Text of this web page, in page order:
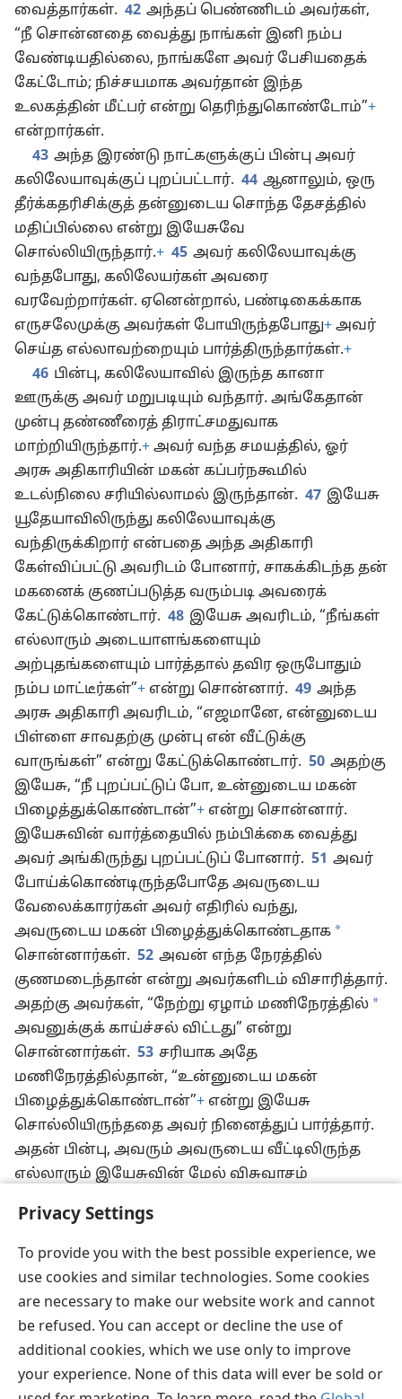
Privacy Settings
To provide you with the best possible experience, we
use cookies and similar technologies. Some cookies
are necessary to make our website work and cannot
be refused. You can accept or decline the use of
additional cookies, which we use only to improve
your experience. None of this data will ever be sold or
வைத்தார்கள். 42 அந்தப் பெண்ணிடம் அவர்கள்,
“நீ சொன்னதை வைத்து நாங்கள் இனி நம்ப
வேண்டியதில்லை, நாங்களே அவர் பேசியதைக்
கேட்டோம்; நிச்சயமாக அவர்தான் இந்த
உலகத்தின் மீட்பர் என்று தெரிந்துகொண்டோம்”+
என்றார்கள்.
43 அந்த இரண்டு நாட்களுக்குப் பின்பு அவர்
கலிலேயாவுக்குப் புறப்பட்டார். 44 ஆனாலும், ஒரு
தீர்க்கதரிசிக்குத் தன்னுடைய சொந்த தேசத்தில்
மதிப்பில்லை என்று இயேசுவே
சொல்லியிருந்தார்.+ 45 அவர் கலிலேயாவுக்கு
வந்தபோது, கலிலேயர்கள் அவரை
வரவேற்றார்கள். ஏனென்றால், பண்டிகைக்காக
எருசலேமுக்கு அவர்கள் போயிருந்தபோது+ அவர்
செய்த எல்லாவற்றையும் பார்த்திருந்தார்கள்.+
46 பின்பு, கலிலேயாவில் இருந்த கானா
ஊருக்கு அவர் மறுபடியும் வந்தார். அங்கேதான்
முன்பு தண்ணீரைத் திராட்சமதுவாக
மாற்றியிருந்தார்.+ அவர் வந்த சமயத்தில், ஓர்
அரசு அதிகாரியின் மகன் கப்பர்நகூமில்
உடல்நிலை சரியில்லாமல் இருந்தான். 47 இயேசு
யூதேயாவிலிருந்து கலிலேயாவுக்கு
வந்திருக்கிறார் என்பதை அந்த அதிகாரி
கேள்விப்பட்டு அவரிடம் போனார், சாகக்கிடந்த தன்
மகனைக் குணப்படுத்த வரும்படி அவரைக்
கேட்டுக்கொண்டார். 48 இயேசு அவரிடம், “நீங்கள்
எல்லாரும் அடையாளங்களையும்
அற்புதங்களையும் பார்த்தால் தவிர ஒருபோதும்
நம்ப மாட்டீர்கள்”+ என்று சொன்னார். 49 அந்த
அரசு அதிகாரி அவரிடம், “எஜமானே, என்னுடைய
பிள்ளை சாவதற்கு முன்பு என் வீட்டுக்கு
வாருங்கள்” என்று கேட்டுக்கொண்டார். 50 அதற்கு
இயேசு, “நீ புறப்பட்டுப் போ, உன்னுடைய மகன்
பிழைத்துக்கொண்டான்”+ என்று சொன்னார்.
இயேசுவின் வார்த்தையில் நம்பிக்கை வைத்து
அவர் அங்கிருந்து புறப்பட்டுப் போனார். 51 அவர்
போய்க்கொண்டிருந்தபோதே அவருடைய
வேலைக்காரர்கள் அவர் எதிரில் வந்து,
அவருடைய மகன் பிழைத்துக்கொண்டதாக *
சொன்னார்கள். 52 அவன் எந்த நேரத்தில்
குணமடைந்தான் என்று அவர்களிடம் விசாரித்தார்.
அதற்கு அவர்கள், “நேற்று ஏழாம் மணிநேரத்தில் *
அவனுக்குக் காய்ச்சல் விட்டது” என்று
சொன்னார்கள். 53 சரியாக அதே
மணிநேரத்தில்தான், “உன்னுடைய மகன்
பிழைத்துக்கொண்டான்”+ என்று இயேசு
சொல்லியிருந்ததை அவர் நினைத்துப் பார்த்தார்.
அதன் பின்பு, அவரும் அவருடைய வீட்டிலிருந்த
எல்லாரும் இயேசுவின் மேல் விசுவாசம்
யூதேயாவிலிருந்து கலிலேயாவுக்கு வந்தபோது
செய்த இரண்டாவது அற்புதம்.+
தமிழ் பகிரவும்
விருப்பங்கள்
© 2026 Watch Tower Bible and Tract Society of Pennsylvania